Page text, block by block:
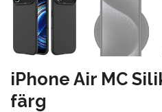
iPhone Air MC
färg